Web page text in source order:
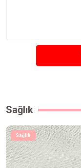
Sağlık
Sağlık